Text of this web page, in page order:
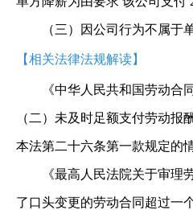
（三）因公司行为不属
【相关法律法规解读】
《中华人民共和国劳动
（二）未及时足额支付劳动
本法第二十六条第一款规定的
《最高人民法院关于审
了口头变更的劳动合同超过一